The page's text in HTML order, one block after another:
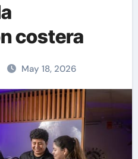
costera
May 18, 2026